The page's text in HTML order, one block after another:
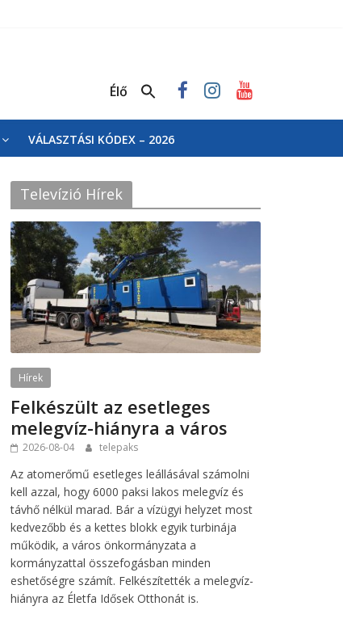
Élő
VÁLASZTÁSI KÓDEX – 2026
Televízió Hírek
Hírek
Felkészült az esetleges
melegvíz-hiányra a város
2026-08-04 telepaks
Az atomerőmű esetleges leállásával számolni
kell azzal, hogy 6000 paksi lakos melegvíz és
távhő nélkül marad. Bár a vízügyi helyzet most
kedvezőbb és a kettes blokk egyik turbinája
működik, a város önkormányzata a
kormányzattal összefogásban minden
eshetőségre számít. Felkészítették a melegvíz-
hiányra az Életfa Idősek Otthonát is.